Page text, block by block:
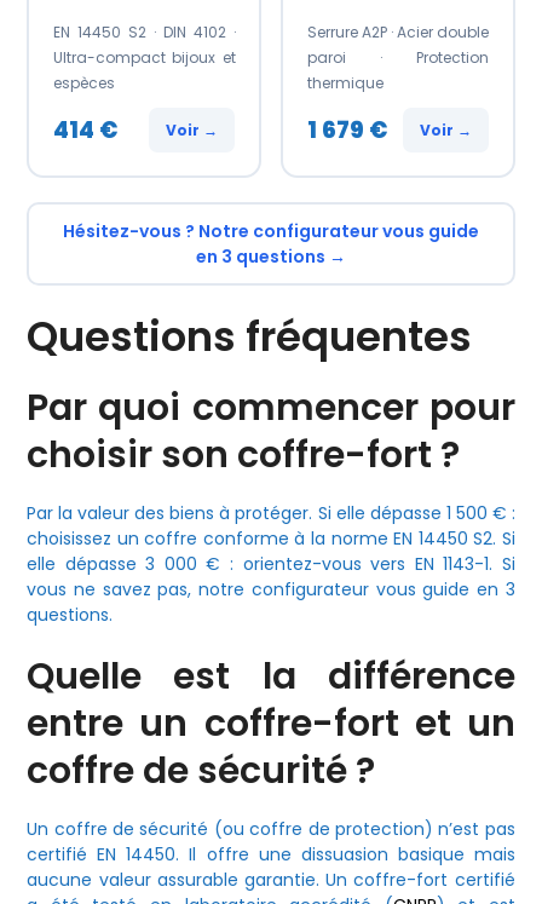
EN 14450 S2 · DIN 4102 ·
Ultra-compact bijoux et
espèces
414 € Voir →
Serrure A2P · Acier double
paroi · Protection
thermique
1 679 € Voir →
Hésitez-vous ? Notre configurateur vous guide
en 3 questions →
Questions fréquentes
Par quoi commencer pour
choisir son coffre-fort ?
Par la valeur des biens à protéger. Si elle dépasse 1 500 € :
choisissez un coffre conforme à la norme EN 14450 S2. Si
elle dépasse 3 000 € : orientez-vous vers EN 1143-1. Si
vous ne savez pas, notre configurateur vous guide en 3
questions.
Quelle est la différence
entre un coffre-fort et un
coffre de sécurité ?
Un coffre de sécurité (ou coffre de protection) n’est pas
certifié EN 14450. Il offre une dissuasion basique mais
aucune valeur assurable garantie. Un coffre-fort certifié